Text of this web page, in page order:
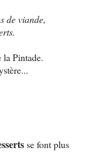
de viande,
la Pintade.
se font plus